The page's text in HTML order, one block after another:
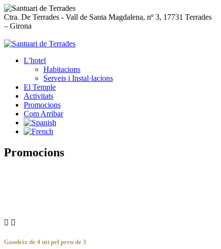
Skip to content
Ctra. De Terrades - Vall de Santa Magdalena, nº 3, 17731 Terrades
– Girona
L’hotel
Habitacions
Serveis i Instal·lacions
El Temple
Activitats
Promocions
Com Arribar
Promocions
Gaudeix de 4 nit pel preu de 3